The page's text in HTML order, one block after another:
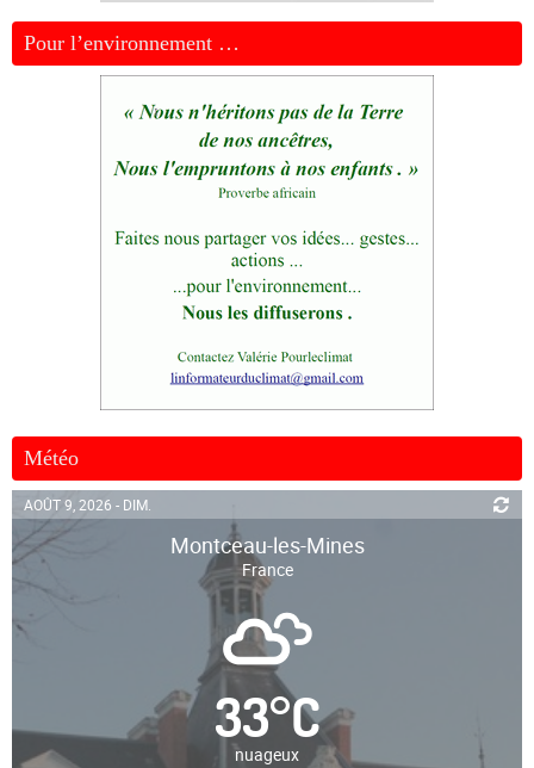
Pour l’environnement …
Météo
AOÛT 9, 2026 - DIM.
Montceau-les-Mines
France
33°C
nuageux